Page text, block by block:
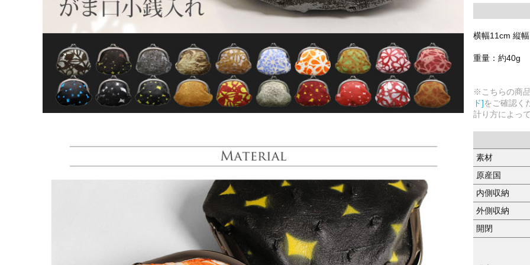
横幅11cm 縦
重量：約40g
※こちらの商
ド]をご確認く
計り方によっ
素材
原産国
内側収納
外側収納
開閉